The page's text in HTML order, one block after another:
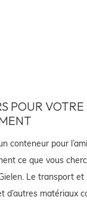
POUR VOTRE
conteneur pour
ce que vous
Le transport
d’autres matériaux